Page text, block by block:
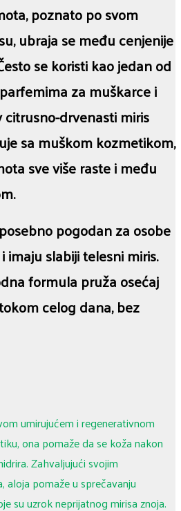
poznato po svom
ubraja se među cenjenije
se koristi kao jedan od
za muškarce i
drvenasti miris
sa muškom kozmetikom,
sve više raste i među
pogodan za osobe
imaju slabiji telesni miris.
formula pruža osećaj
celog dana, bez
umirujućem i regenerativnom
ona pomaže da se koža nakon
Zahvaljujući svojim
pomaže u sprečavanju
su uzrok neprijatnog mirisa znoja.